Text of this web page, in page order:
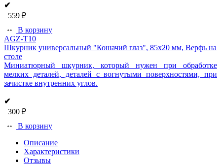
✔
559 ₽
В корзину
AGZ-T10
Шкурник универсальный "Кошачий глаз", 85х20 мм, Верфь на
столе
Миниатюрный шкурник, который нужен при обработке
мелких деталей, деталей с вогнутыми поверхностями, при
зачистке внутренних углов.
✔
300 ₽
В корзину
Описание
Характеристики
Отзывы